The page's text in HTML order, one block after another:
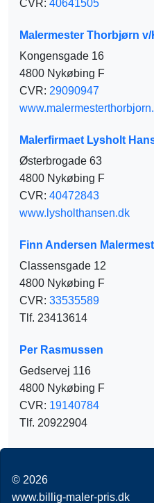
CVR: 40641505
Malermester Thorbjørn
Kongensgade 16
4800 Nykøbing F
CVR: 29090947
Malerfirmaet Lysholt
Østerbrogade 63
4800 Nykøbing F
CVR: 40472843
www.lysholthansen.dk
Finn Andersen
Classensgade 12
4800 Nykøbing F
CVR: 33535589
Tlf. 23413614
Per Rasmussen
Gedservej 116
4800 Nykøbing F
CVR: 19140784
Tlf. 20922904
© 2026
www.billig-maler-pris.dk